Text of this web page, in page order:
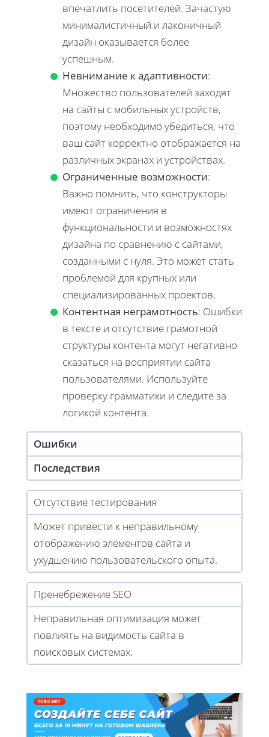
впечатлить посетителей. Зачастую
минималистичный и лаконичный
дизайн оказывается более
успешным.
Невнимание к адаптивности:
Множество пользователей заходят
на сайты с мобильных устройств,
поэтому необходимо убедиться, что
ваш сайт корректно отображается на
различных экранах и устройствах.
Ограниченные возможности:
Важно помнить, что конструкторы
имеют ограничения в
функциональности и возможностях
дизайна по сравнению с сайтами,
созданными с нуля. Это может стать
проблемой для крупных или
специализированных проектов.
Контентная неграмотность: Ошибки
в тексте и отсутствие грамотной
структуры контента могут негативно
сказаться на восприятии сайта
пользователями. Используйте
проверку грамматики и следите за
логикой контента.
Ошибки
Последствия
Отсутствие тестирования
Может привести к неправильному
отображению элементов сайта и
ухудшению пользовательского опыта.
Пренебрежение SEO
Неправильная оптимизация может
повлиять на видимость сайта в
поисковых системах.